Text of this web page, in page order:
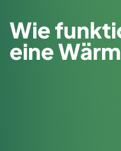
Wie
eine